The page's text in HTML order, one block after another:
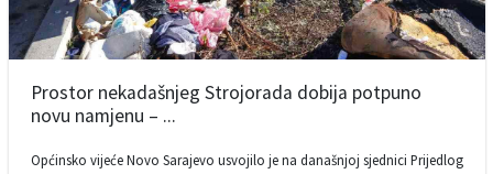
Prostor nekadašnjeg Strojorada dobija potpuno
novu namjenu – ...
Općinsko vijeće Novo Sarajevo usvojilo je na današnjoj sjednici Prijedlog